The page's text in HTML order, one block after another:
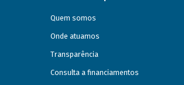
Quem somos
Onde atuamos
Transparência
Consulta a financiamentos